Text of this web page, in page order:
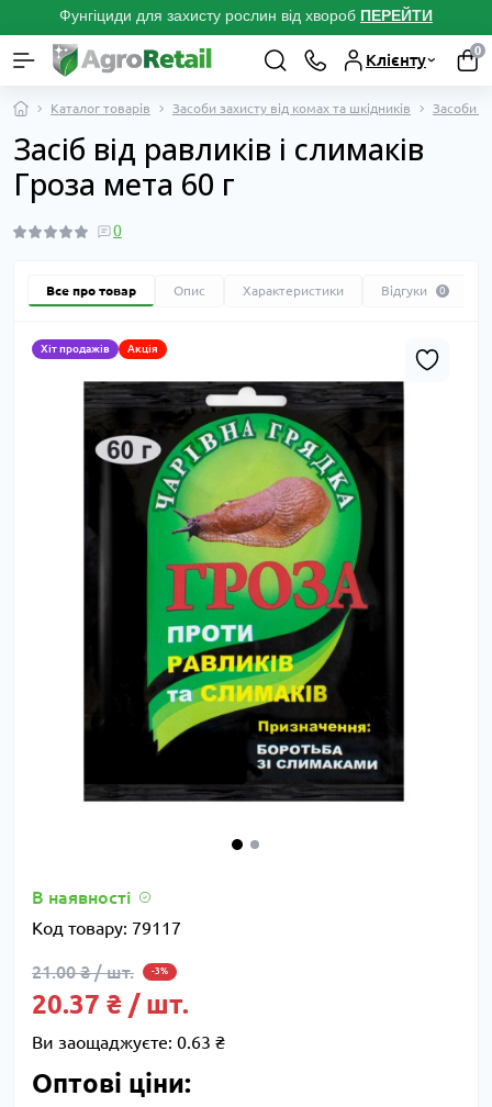
Фунгіциди для захисту рослин від хвороб ПЕРЕЙТИ
Клієнту
0
Каталог товарів Засоби захисту від комах та шкідників Засоби
Засіб від равликів і слимаків
Гроза мета 60 г
0
Все про товар Опис Характеристики Відгуки 0
Хіт продажів Акція
В наявності
Код товару: 79117
21.00 ₴ / шт. -3%
20.37 ₴ / шт.
Ви заощаджуєте: 0.63 ₴
Оптові ціни: